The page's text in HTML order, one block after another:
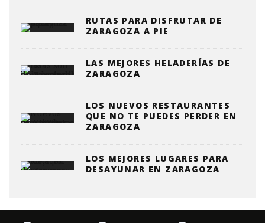
RUTAS PARA DISFRUTAR DE
ZARAGOZA A PIE
LAS MEJORES HELADERÍAS DE
ZARAGOZA
LOS NUEVOS RESTAURANTES
QUE NO TE PUEDES PERDER EN
ZARAGOZA
LOS MEJORES LUGARES PARA
DESAYUNAR EN ZARAGOZA